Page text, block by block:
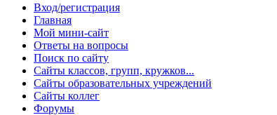
Вход/регистрация
Главная
Мой мини-сайт
Ответы на вопросы
Поиск по сайту
Сайты классов, групп, кружков...
Сайты образовательных учреждений
Сайты коллег
Форумы